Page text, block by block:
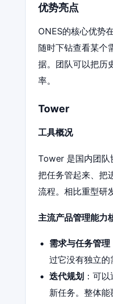
优势亮点
ONES的核心优势
随时下钻查看某个
据。团队可以把历
率。
Tower
工具概况
Tower 是国内团队
把任务管起来、把
流程。相比重型研
主流产品管理能力
需求与任务管理
过它没有独立的
迭代规划 ：可
新任务。整体能